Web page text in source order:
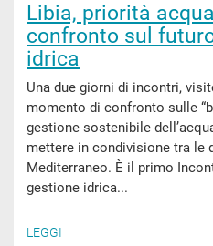
Libia, priorità
confronto sul
idrica
Una due giorni di incontri,
momento di confronto sulle
gestione sostenibile
mettere in condivisione tra le
Mediterraneo. È il primo
gestione idrica...
LEGGI